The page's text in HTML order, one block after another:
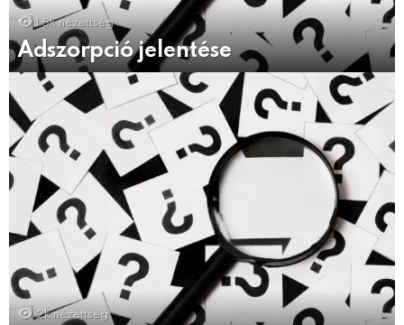
1.5k nézettség
Adszorpció jelentése
2k nézettség